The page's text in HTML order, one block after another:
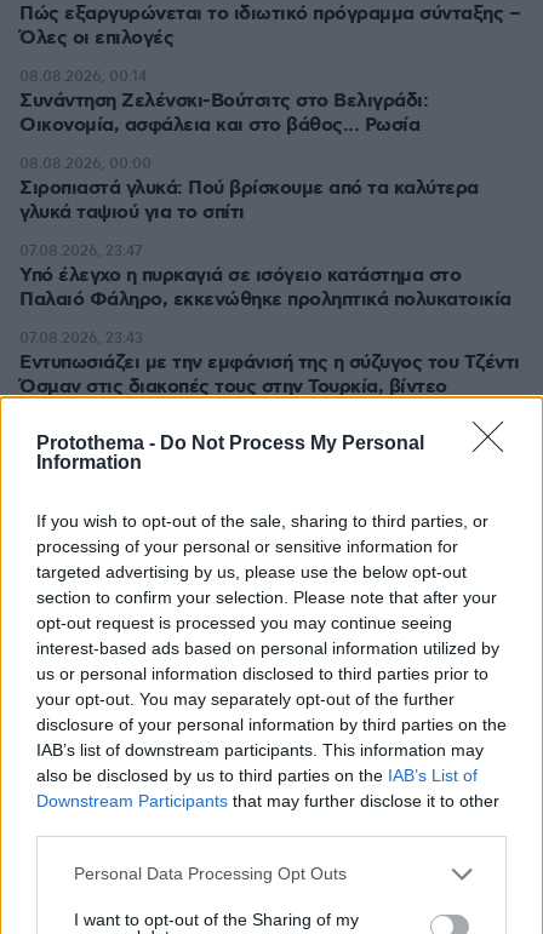
Protothema - Do Not Process My Personal
Information
If you wish to opt-out of the sale, sharing to third parties, or
processing of your personal or sensitive information for
targeted advertising by us, please use the below opt-out
section to confirm your selection. Please note that after your
opt-out request is processed you may continue seeing
interest-based ads based on personal information utilized by
us or personal information disclosed to third parties prior to
your opt-out. You may separately opt-out of the further
disclosure of your personal information by third parties on the
IAB’s list of downstream participants. This information may
also be disclosed by us to third parties on the IAB’s List of
Downstream Participants that may further disclose it to other
Please note that this website/app uses one or more Google
not limited to your visit or usage behaviour. You may click to
Personal Data Processing Opt Outs
I want to opt-out of the Sharing of my
Πώς εξαργυρώνεται το ιδιωτικό πρόγραμμα σύνταξης –
Όλες οι επιλογές
Συνάντηση Ζελένσκι-Βούτσιτς στο Βελιγράδι:
Οικονομία, ασφάλεια και στο βάθος... Ρωσία
08.08.2026, 00:14
Σιροπιαστά γλυκά: Πού βρίσκουμε από τα καλύτερα
γλυκά ταψιού για το σπίτι
08.08.2026, 00:00
Υπό έλεγχο η πυρκαγιά σε ισόγειο κατάστημα στο
Παλαιό Φάληρο, εκκενώθηκε προληπτικά πολυκατοικία
07.08.2026, 23:47
Εντυπωσιάζει με την εμφάνισή της η σύζυγος του Τζέντι
Όσμαν στις διακοπές τους στην Τουρκία, βίντεο
07.08.2026, 23:43
ΔΕΙΤΕ ΟΛΕΣ ΤΙΣ ΕΙΔΗΣΕΙΣ
ΤΑ ΠΙΟ ΔΗΜΟΦΙΛΗ